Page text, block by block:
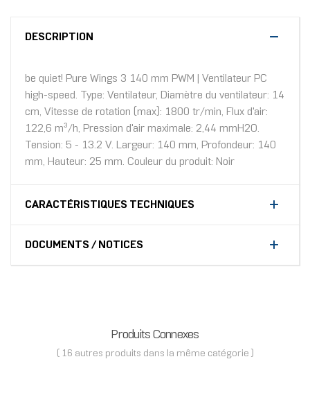
DESCRIPTION
be quiet! Pure Wings 3 140 mm PWM | Ventilateur PC
high-speed. Type: Ventilateur, Diamètre du ventilateur: 14
cm, Vitesse de rotation (max): 1800 tr/min, Flux d'air:
122,6 m³/h, Pression d'air maximale: 2,44 mmH2O.
Tension: 5 - 13.2 V. Largeur: 140 mm, Profondeur: 140
mm, Hauteur: 25 mm. Couleur du produit: Noir
CARACTÉRISTIQUES TECHNIQUES
DOCUMENTS / NOTICES
Produits Connexes
( 16 autres produits dans la même catégorie )